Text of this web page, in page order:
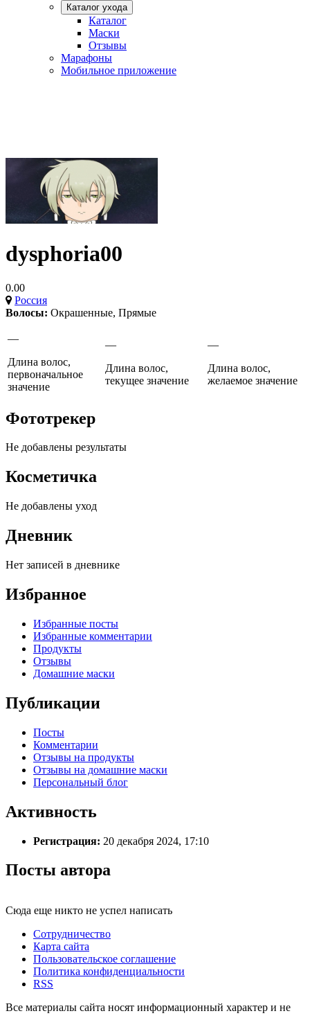
Каталог ухода
Каталог
Маски
Отзывы
Марафоны
Мобильное приложение
dysphoria00
0.00
Россия
Волосы: Окрашенные, Прямые
—
Длина волос,
первоначальное
значение
—
Длина волос,
текущее значение
—
Длина волос,
желаемое значение
Фототрекер
Не добавлены результаты
Косметичка
Не добавлены уход
Дневник
Нет записей в дневнике
Избранное
Избранные посты
Избранные комментарии
Продукты
Отзывы
Домашние маски
Публикации
Посты
Комментарии
Отзывы на продукты
Отзывы на домашние маски
Персональный блог
Активность
Регистрация: 20 декабря 2024, 17:10
Посты автора
Сюда еще никто не успел написать
Сотрудничество
Карта сайта
Пользовательское соглашение
Политика конфиденциальности
RSS
Все материалы сайта носят информационный характер и не